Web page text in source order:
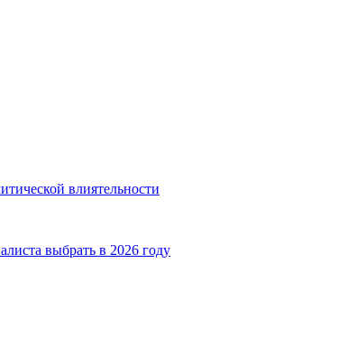
влиятельности
выбрать в 2026 году